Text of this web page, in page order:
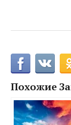
Похожие